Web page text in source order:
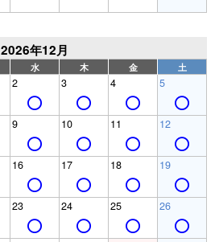
2026年12月
水 木 金 土
2 3 4 5
9 10 11 12
16 17 18 19
23 24 25 26